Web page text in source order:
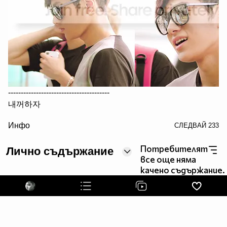
----------------------------------------
내꺼하자
내가 널 사랑해 어?
내가 널 걱정해 어?
내가 널 끝까지
책임질게~
I want to protect you until the end.
Инфо СЛЕДВАЙ 233
Лично съдържание
Потребителят
все още няма
качено съдържание.